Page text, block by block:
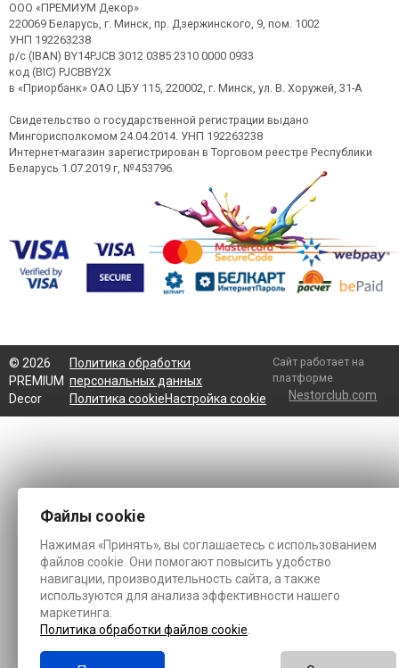
ООО «ПРЕМИУМ Декор»
220069 Беларусь, г. Минск, пр. Дзержинского, 9, пом. 1002
УНП 192263238
р/с (IBAN) BY14PJCB 3012 0385 2310 0000 0933
код (BIC) PJCBBY2X
в «Приорбанк» ОАО ЦБУ 115, 220002, г. Минск, ул. В. Хоружей, 31-А
Свидетельство о государственной регистрации выдано
Мингорисполкомом 24.04.2014. УНП 192263238
Интернет-магазин зарегистрирован в Торговом реестре Республики
Беларусь 1.07.2019 г, №453796.
© 2026
PREMIUM
Decor
Политика обработки
персональных данных
Политика cookieНастройка cookie
Сайт работает на
платформе
Nestorclub.com
Файлы cookie
Нажимая «Принять», вы соглашаетесь с использованием
файлов cookie. Они помогают повысить удобство
навигации, производительность сайта, а также
используются для анализа эффективности нашего
маркетинга.
Политика обработки файлов cookie.